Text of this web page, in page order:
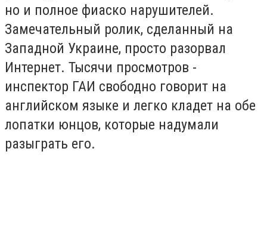
но и полное фиаско нарушителей.
Замечательный ролик, сделанный на
Западной Украине, просто разорвал
Интернет. Тысячи просмотров -
инспектор ГАИ свободно говорит на
английском языке и легко кладет на обе
лопатки юнцов, которые надумали
разыграть его.